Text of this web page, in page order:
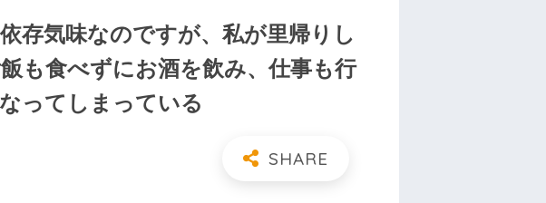
存気味なのですが、私が里帰りし
も食べずにお酒を飲み、仕事も行
ってしまっている